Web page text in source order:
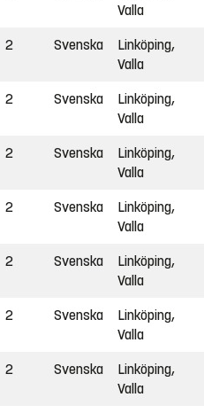
Valla
2 Svenska
Linköping,
Valla
2 Svenska
Linköping,
Valla
2 Svenska
Linköping,
Valla
2 Svenska
Linköping,
Valla
2 Svenska
Linköping,
Valla
2 Svenska
Linköping,
Valla
2 Svenska
Linköping,
Valla